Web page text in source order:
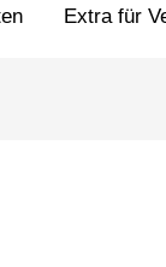
Extra für